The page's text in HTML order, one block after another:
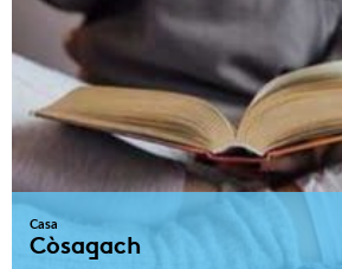
Casa
Còsagach